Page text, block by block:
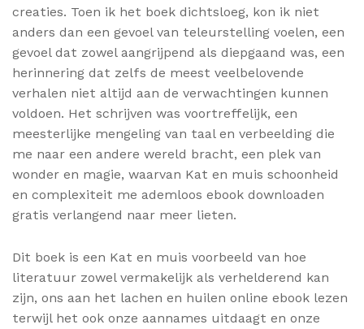
creaties. Toen ik het boek dichtsloeg, kon ik niet
anders dan een gevoel van teleurstelling voelen, een
gevoel dat zowel aangrijpend als diepgaand was, een
herinnering dat zelfs de meest veelbelovende
verhalen niet altijd aan de verwachtingen kunnen
voldoen. Het schrijven was voortreffelijk, een
meesterlijke mengeling van taal en verbeelding die
me naar een andere wereld bracht, een plek van
wonder en magie, waarvan Kat en muis schoonheid
en complexiteit me ademloos ebook downloaden
gratis verlangend naar meer lieten.
Dit boek is een Kat en muis voorbeeld van hoe
literatuur zowel vermakelijk als verhelderend kan
zijn, ons aan het lachen en huilen online ebook lezen
terwijl het ook onze aannames uitdaagt en onze